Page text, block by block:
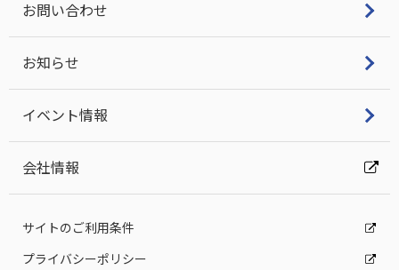
お問い合わせ
お知らせ
イベント情報
会社情報
サイトのご利用条件
プライバシーポリシー